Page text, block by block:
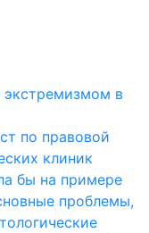
экстремизмом в
по правовой
клиник
бы на примере
проблемы,